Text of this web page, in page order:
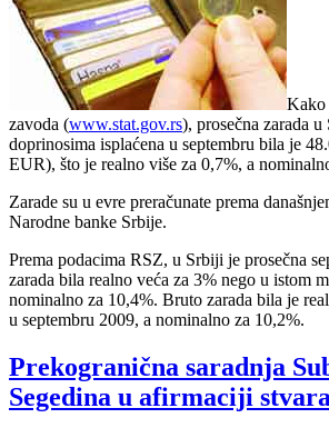
Kako
zavoda (www.stat.gov.rs), prosečna zarada
doprinosima isplaćena u septembru bila je
EUR), što je realno više za 0,7%, a
Zarade su u evre preračunate prema
Narodne banke Srbije.
Prema podacima RSZ, u Srbiji je prosečna
zarada bila realno veća za 3% nego u istom
nominalno za 10,4%. Bruto zarada bila je
u septembru 2009, a nominalno za 10,2%.
Prekogranična saradnja
Segedina u afirmaciji